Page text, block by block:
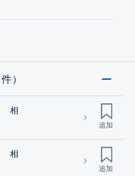
件）
相
相